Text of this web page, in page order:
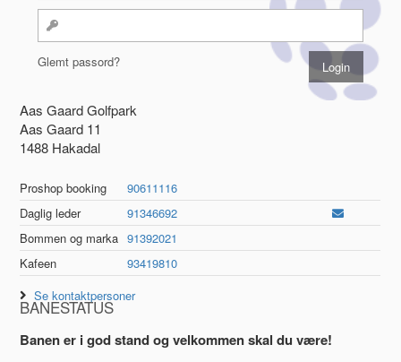
Glemt passord?
Aas Gaard Golfpark
Aas Gaard 11
1488 Hakadal
Proshop booking
90611116
Daglig leder
91346692
Bommen og marka 91392021
Kafeen
93419810
Se kontaktpersoner
BANESTATUS
Banen er i god stand og velkommen skal du være!